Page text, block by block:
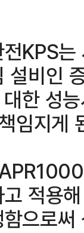
KPS
설비인
한 성
임지게
적용
으로